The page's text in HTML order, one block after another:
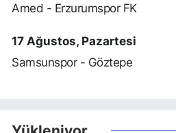
Amed - Erzurumspor FK
17 Ağustos, Pazartesi
Samsunspor - Göztepe